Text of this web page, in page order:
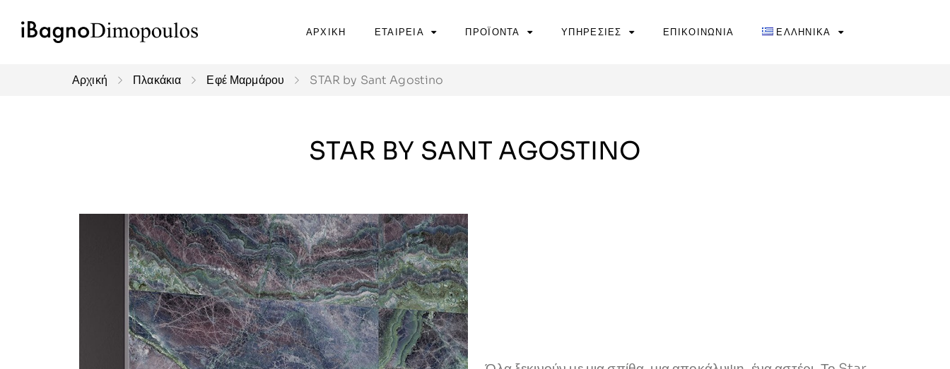
ΑΡΧΙΚΗ ΕΤΑΙΡΕΙΑ ΠΡΟΪΟΝΤΑ ΥΠΗΡΕΣΙΕΣ ΕΠΙΚΟΙΝΩΝΙΑ ΕΛΛΗΝΙΚΑ
Αρχική Πλακάκια Εφέ Μαρμάρου STAR by Sant Agostino
STAR BY SANT AGOSTINO